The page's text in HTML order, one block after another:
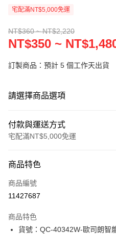
宅配滿NT$5,000免運
NT$360 ~ NT$2,220
NT$350 ~
訂製商品：預計 5 個工作天出貨
請選擇商品選項
付款與運送方式
宅配滿NT$5,000免運
信用卡一次付款
LINE Pay
街口支付
商品特色
商品編號
11427687
商品特色
貨號：QC-40342W-歐司朗智